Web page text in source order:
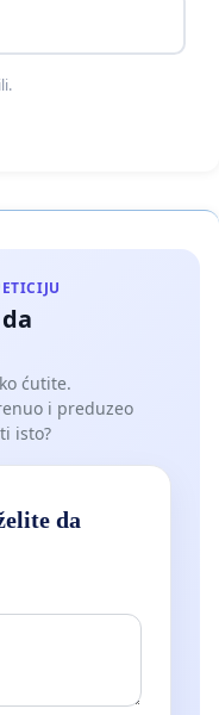
gde u hladu
imaju svoje
mlade
ćutite.
i preduzeo
isto?
da